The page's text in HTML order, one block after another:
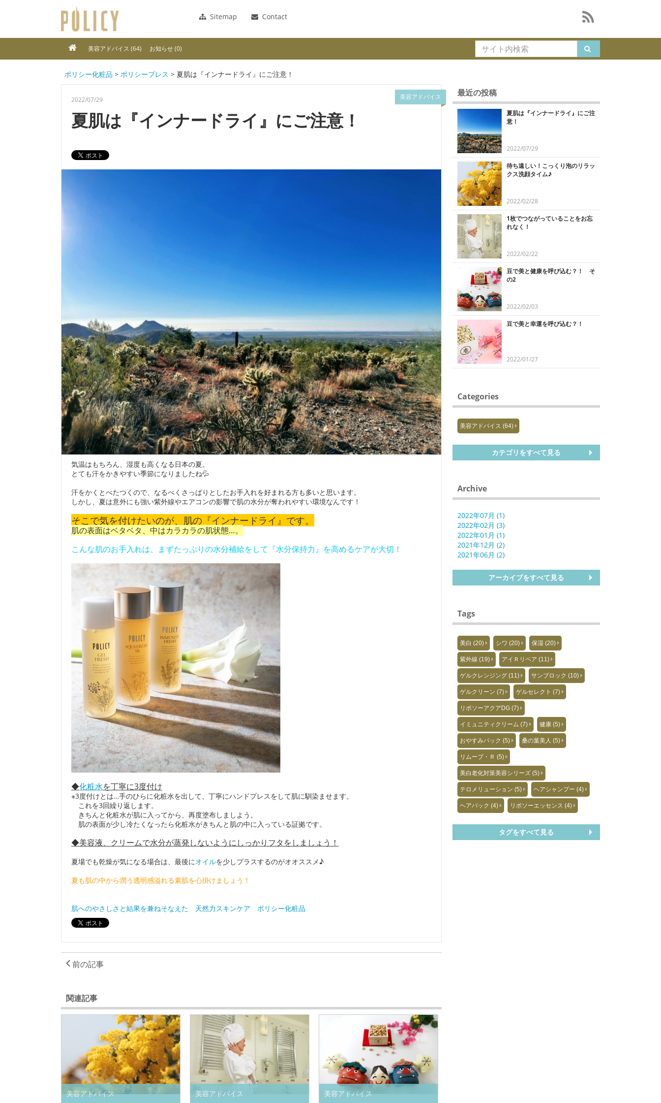
Sitemap Contact
美容アドバイス (64) お知らせ (0)
ポリシー化粧品 >ポリシープレス > 夏肌は『インナードライ』にご注意！
美容アドバイス
2022/07/29
夏肌は『インナードライ』にご注意！
気温はもちろん、湿度も高くなる日本の夏。
とても汗をかきやすい季節になりましたね💦
汗をかくとべたつくので、なるべくさっぱりとしたお手入れを好まれる方も多いと思います。
しかし、夏は意外にも強い紫外線やエアコンの影響で肌の水分が奪われやすい環境なんです！
そこで気を付けたいのが、肌の『インナードライ』です。
肌の表面はベタベタ、中はカラカラの肌状態…。
こんな肌のお手入れは、まずたっぷりの水分補給をして『水分保持力』を高めるケアが大切！
◆化粧水を丁寧に3度付け
※3度付けとは…手のひらに化粧水を出して、丁寧にハンドプレスをして肌に馴染ませます。
これを3回繰り返します。
きちんと化粧水が肌に入ってから、再度塗布しましよう。
肌の表面が少し冷たくなったら化粧水がきちんと肌の中に入っている証拠です。
◆美容液、クリームで水分が蒸発しないようにしっかりフタをしましょう！
夏場でも乾燥が気になる場合は、最後にオイルを少しプラスするのがオオススメ♪
夏も肌の中から潤う透明感溢れる素肌を心掛けましょう！
肌へのやさしさと結果を兼ねそなえた 天然力スキンケア ポリシー化粧品
前の記事
関連記事
美容アドバイス 美容アドバイス 美容アドバイス
最近の投稿
夏肌は『インナードライ』にご注
意！
2022/07/29
待ち遠しい！こっくり泡のリラッ
クス洗顔タイム♪
2022/02/28
1枚でつながっていることをお忘
れなく！
2022/02/22
豆で美と健康を呼び込む？！ そ
の2
2022/02/03
豆で美と幸運を呼び込む？！
2022/01/27
Categories
美容アドバイス (64)
カテゴリをすべて見る
Archive
2022年07月 (1)
2022年02月 (3)
2022年01月 (1)
2021年12月 (2)
2021年06月 (2)
アーカイブをすべて見る
Tags
美白 (20) シワ (20) 保湿 (20)
紫外線 (19) アイＲリペア (11)
ゲルクレンジング (11) サンブロック (10)
ゲルクリーン (7) ゲルセレクト (7)
リポソーアクアDG (7)
イミュニティクリーム (7) 健康 (5)
おやすみパック (5) 桑の葉美人 (5)
リムーブ・Ｒ (5)
美白老化対策美容シリーズ (5)
テロメリューション (5) ヘアシャンプー (4)
ヘアパック (4) リポソーエッセンス (4)
タグをすべて見る